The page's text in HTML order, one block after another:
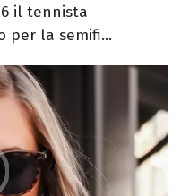
il tennista
per la semifi...